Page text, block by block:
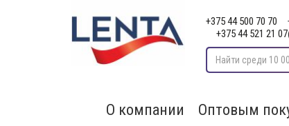
+375 44 500 70 70
+375 44 521 21 07
О компании Оптовым